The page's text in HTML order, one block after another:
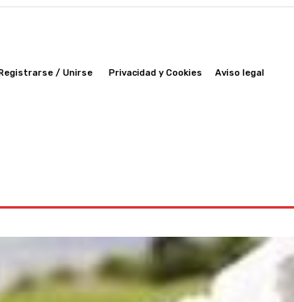
/ Unirse Privacidad y Cookies Aviso legal